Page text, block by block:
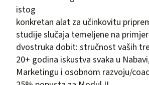
istog
konkretan alat za učinkovitu
studije slučaja temeljene na
dvostruka dobit: stručnost vaših
20+ godina iskustva svaka u
Marketingu i osobnom razvoju/